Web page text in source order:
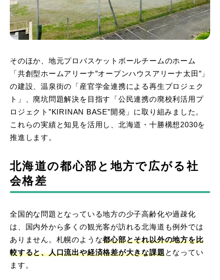
そのほか、地元プロバスケットボールチームのホーム
「共創型ホームアリーナ”オープンハウスアリーナ太田”」
の建設、温泉街の「産官学金連携による再生プロジェク
ト」、廃坑問題解決を目指す「公民連携の廃校利活用プ
ロジェクト”KIRINAN BASE”開発」に取り組みました。
これらの実績と知見を活用し、北海道・十勝構想2030を
推進します。
北海道の都心部と地方で広がる社
会格差
全国的な問題となっている地方の少子高齢化や過疎化
は、国内外から多くの観光客が訪れる北海道も例外では
ありません。札幌のような都心部とそれ以外の地方を比
較すると、人口流出や経済格差が大きな課題となってい
ます。